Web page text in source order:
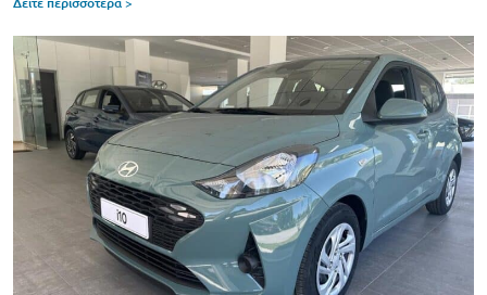
Δείτε περισσότερα >